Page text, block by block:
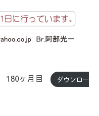
ヶ月目
ダウンロー